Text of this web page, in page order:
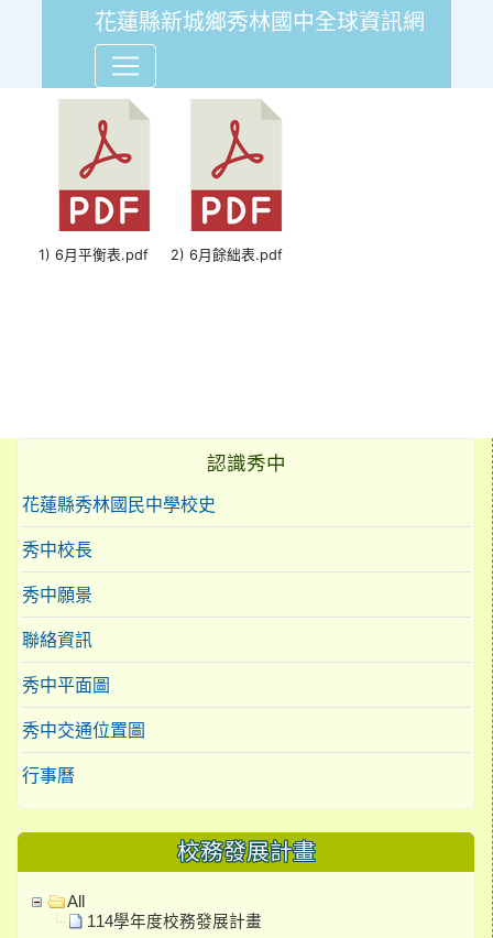
花蓮縣新城鄉秀林國中全球資訊網
109年6月份會計報告平衡表
1) 6月平衡表.pdf 2) 6月餘絀表.pdf
認識秀中
花蓮縣秀林國民中學校史
秀中校長
秀中願景
聯絡資訊
秀中平面圖
秀中交通位置圖
行事曆
校務發展計畫
All
114學年度校務發展計畫